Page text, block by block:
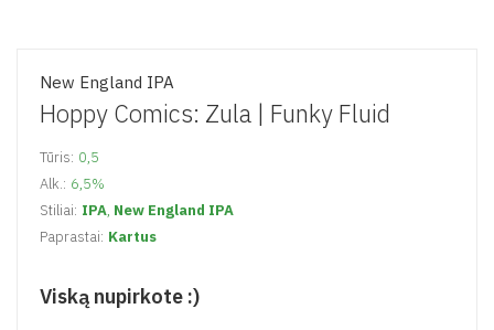
New England IPA
Hoppy Comics: Zula | Funky Fluid
Tūris: 0,5
Alk.: 6,5%
Stiliai: IPA, New England IPA
Paprastai: Kartus
Viską nupirkote :)